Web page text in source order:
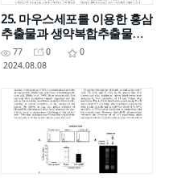
25. 마우스세포를 이용한 홍삼
추출물과 생약복합추출물의
병용 처리에 따른 면역활성 효
과
77 0
0
2024.08.08